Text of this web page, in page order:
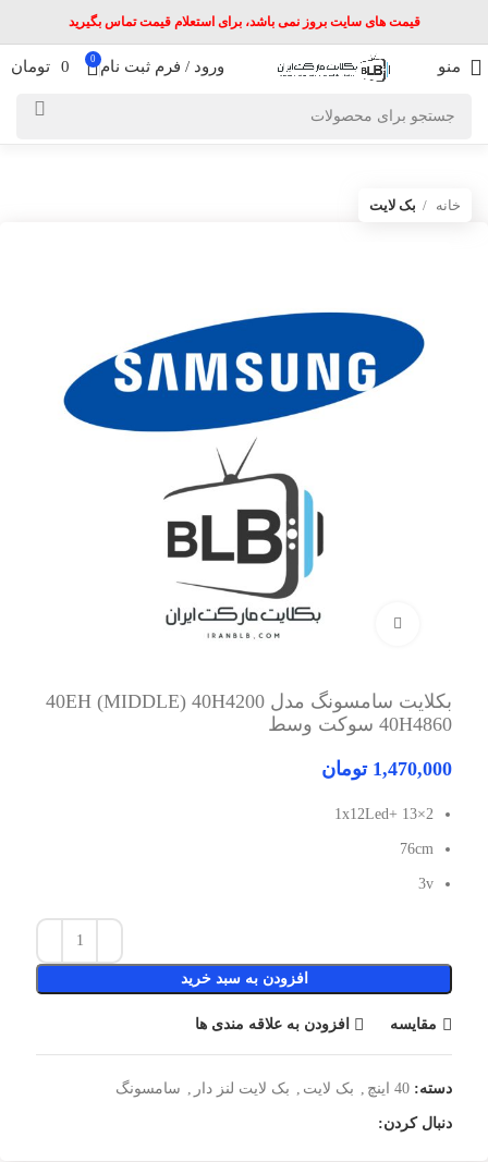
قیمت های سایت بروز نمی باشد، برای استعلام قیمت تماس بگیرید
منو ورود / فرم ثبت نام 0
0 تومان
خانه بک لایت
برای بزرگنمایی کلیک کنید
بکلایت سامسونگ مدل 40EH (MIDDLE) 40H4200
40H4860 سوکت وسط
1,470,000 تومان
2×13 +1x12Led
76cm
3v
افزودن به سبد خرید
مقایسه افزودن به علاقه مندی ها
دسته: 40 اینچ , بک لایت , بک لایت لنز دار , سامسونگ
دنبال کردن: